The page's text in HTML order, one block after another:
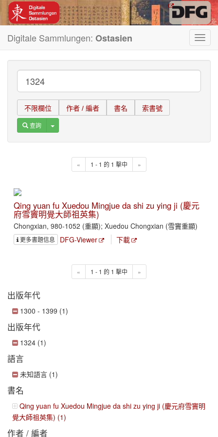
Digitale Sammlungen: Ostasien
不限欄位 作者 / 編者 書名 索書號
查詢 Toggle Dropdown
« 1 - 1 的 1 擊中 »
Qing yuan fu Xuedou Mingjue da shi zu ying ji (慶元
府雪竇明覺大師祖英集)
Chongxian, 980-1052 (重顯); Xuedou Chongxian (雪竇重顯)
更多書題信息 DFG-Viewer 下載
« 1 - 1 的 1 擊中 »
出版年代
1300 - 1399 (1)
出版年代
1324 (1)
語言
未知語言 (1)
書名
Qing yuan fu Xuedou Mingjue da shi zu ying ji (慶元府雪竇明
覺大師祖英集) (1)
作者 / 編者